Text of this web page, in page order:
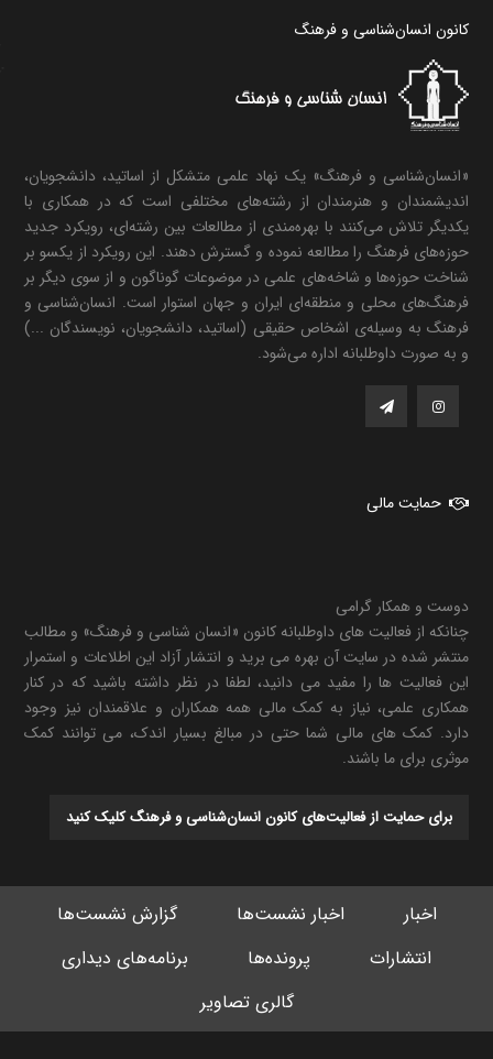
کانون انسان‌شناسی و فرهنگ
«انسان‌شناسی و فرهنگ» یک نهاد علمی متشکل از اساتید، دانشجویان،
اندیشمندان و هنرمندان از رشته‌های مختلفی است که در همکاری با
یکدیگر تلاش می‌کنند با بهره‌مندی از مطالعات بین رشته‌ای، رویکرد جدید
حوزه‌های فرهنگ را مطالعه نموده و گسترش دهند. این رویکرد از یکسو بر
شناخت حوزه‌ها و شاخه‌های علمی در موضوعات گوناگون و از سوی دیگر بر
فرهنگ‌های محلی و منطقه‌ای ایران و جهان استوار است. انسان‌شناسی و
فرهنگ به وسیله‌ی اشخاص حقیقی (اساتید، دانشجویان، نویسندگان ...)
و به صورت داوطلبانه اداره می‌شود.
حمایت مالی
دوست و همکار گرامی
چنانکه از فعالیت های داوطلبانه کانون «انسان شناسی و فرهنگ» و مطالب
منتشر شده در سایت آن بهره می برید و انتشار آزاد این اطلاعات و استمرار
این فعالیت ها را مفید می دانید، لطفا در نظر داشته باشید که در کنار
همکاری علمی، نیاز به کمک مالی همه همکاران و علاقمندان نیز وجود
دارد. کمک های مالی شما حتی در مبالغ بسیار اندک، می توانند کمک
موثری برای ما باشند.
برای حمایت از فعالیت‌های کانون انسان‌شناسی و فرهنگ کلیک کنید
اخبار اخبار نشست‌ها
گزارش نشست‌ها
انتشارات
پرونده‌ها
برنامه‌های دیداری
گالری تصاویر